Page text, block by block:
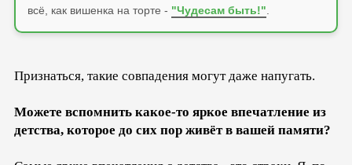
всё, как вишенка на торте - "Чудесам быть!"
Признаться, такие совпадения могут даже напугать.
Можете вспомнить какое-то яркое впечатление из
детства, которое до сих пор живёт в вашей памяти?